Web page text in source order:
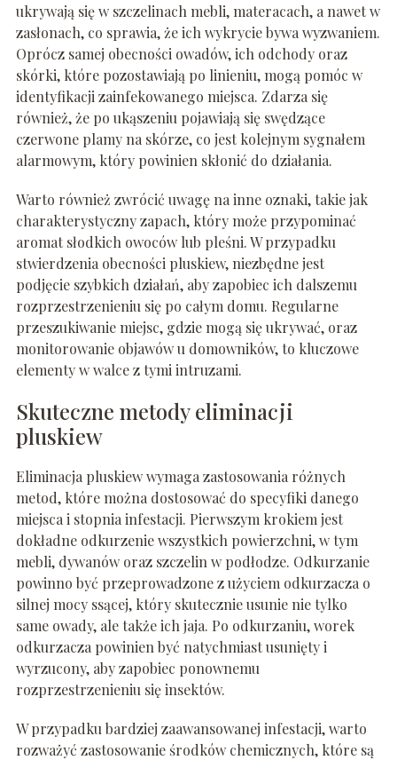
ukrywają się w szczelinach mebli, materacach, a nawet w
zasłonach, co sprawia, że ich wykrycie bywa wyzwaniem.
Oprócz samej obecności owadów, ich odchody oraz
skórki, które pozostawiają po linieniu, mogą pomóc w
identyfikacji zainfekowanego miejsca. Zdarza się
również, że po ukąszeniu pojawiają się swędzące
czerwone plamy na skórze, co jest kolejnym sygnałem
alarmowym, który powinien skłonić do działania.
Warto również zwrócić uwagę na inne oznaki, takie jak
charakterystyczny zapach, który może przypominać
aromat słodkich owoców lub pleśni. W przypadku
stwierdzenia obecności pluskiew, niezbędne jest
podjęcie szybkich działań, aby zapobiec ich dalszemu
rozprzestrzenieniu się po całym domu. Regularne
przeszukiwanie miejsc, gdzie mogą się ukrywać, oraz
monitorowanie objawów u domowników, to kluczowe
elementy w walce z tymi intruzami.
Skuteczne metody eliminacji
pluskiew
Eliminacja pluskiew wymaga zastosowania różnych
metod, które można dostosować do specyfiki danego
miejsca i stopnia infestacji. Pierwszym krokiem jest
dokładne odkurzenie wszystkich powierzchni, w tym
mebli, dywanów oraz szczelin w podłodze. Odkurzanie
powinno być przeprowadzone z użyciem odkurzacza o
silnej mocy ssącej, który skutecznie usunie nie tylko
same owady, ale także ich jaja. Po odkurzaniu, worek
odkurzacza powinien być natychmiast usunięty i
wyrzucony, aby zapobiec ponownemu
rozprzestrzenieniu się insektów.
W przypadku bardziej zaawansowanej infestacji, warto
rozważyć zastosowanie środków chemicznych, które są